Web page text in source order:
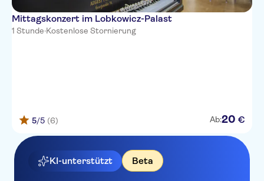
Mittagskonzert im Lobkowicz-Palast
1 Stunde·Kostenlose Stornierung
5/5 (6) Ab:20 €
KI-unterstützt Beta